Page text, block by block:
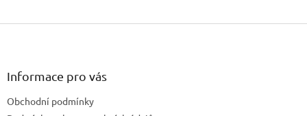
Z
Informace pro vás
Obchodní podmínky